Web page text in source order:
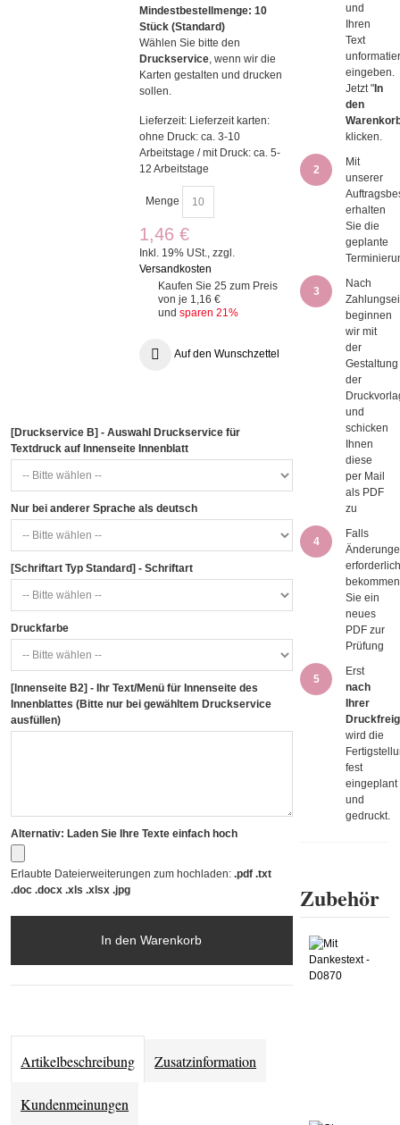
Mindestbestellmenge: 10
Stück (Standard)
Wählen Sie bitte den
Druckservice, wenn wir die
Karten gestalten und drucken
sollen.
Lieferzeit: Lieferzeit karten:
ohne Druck: ca. 3-10
Arbeitstage / mit Druck: ca. 5-
12 Arbeitstage
Menge
1,46 €
Inkl. 19% USt.,zzgl.
Versandkosten
Kaufen Sie 25 zum Preis
von je 1,16 €
undsparen21%
Auf den Wunschzettel
und
Ihren
Text
eingeben.
Jetzt " In
den
klicken.
2
Mit
unserer
erhalten
Sie die
geplante
3
Nach
beginnen
wir mit
der
Gestaltung
der
und
schicken
Ihnen
diese
per Mail
als PDF
zu
4
Falls
bekommen
Sie ein
neues
PDF zur
Prüfung
5
Erst
nach
Ihrer
wird die
fest
eingeplant
und
gedruckt.
Zubehör
[Druckservice B] - Auswahl Druckservice für
Textdruck auf Innenseite Innenblatt
Nur bei anderer Sprache als deutsch
[Schriftart Typ Standard] - Schriftart
Druckfarbe
[Innenseite B2] - Ihr Text/Menü für Innenseite des
Innenblattes (Bitte nur bei gewähltem Druckservice
ausfüllen)
Alternativ: Laden Sie Ihre Texte einfach hoch
Erlaubte Dateierweiterungen zum hochladen:.pdf .txt
.doc .docx .xls .xlsx .jpg
In den Warenkorb
Artikelbeschreibung Zusatzinformation
Kundenmeinungen